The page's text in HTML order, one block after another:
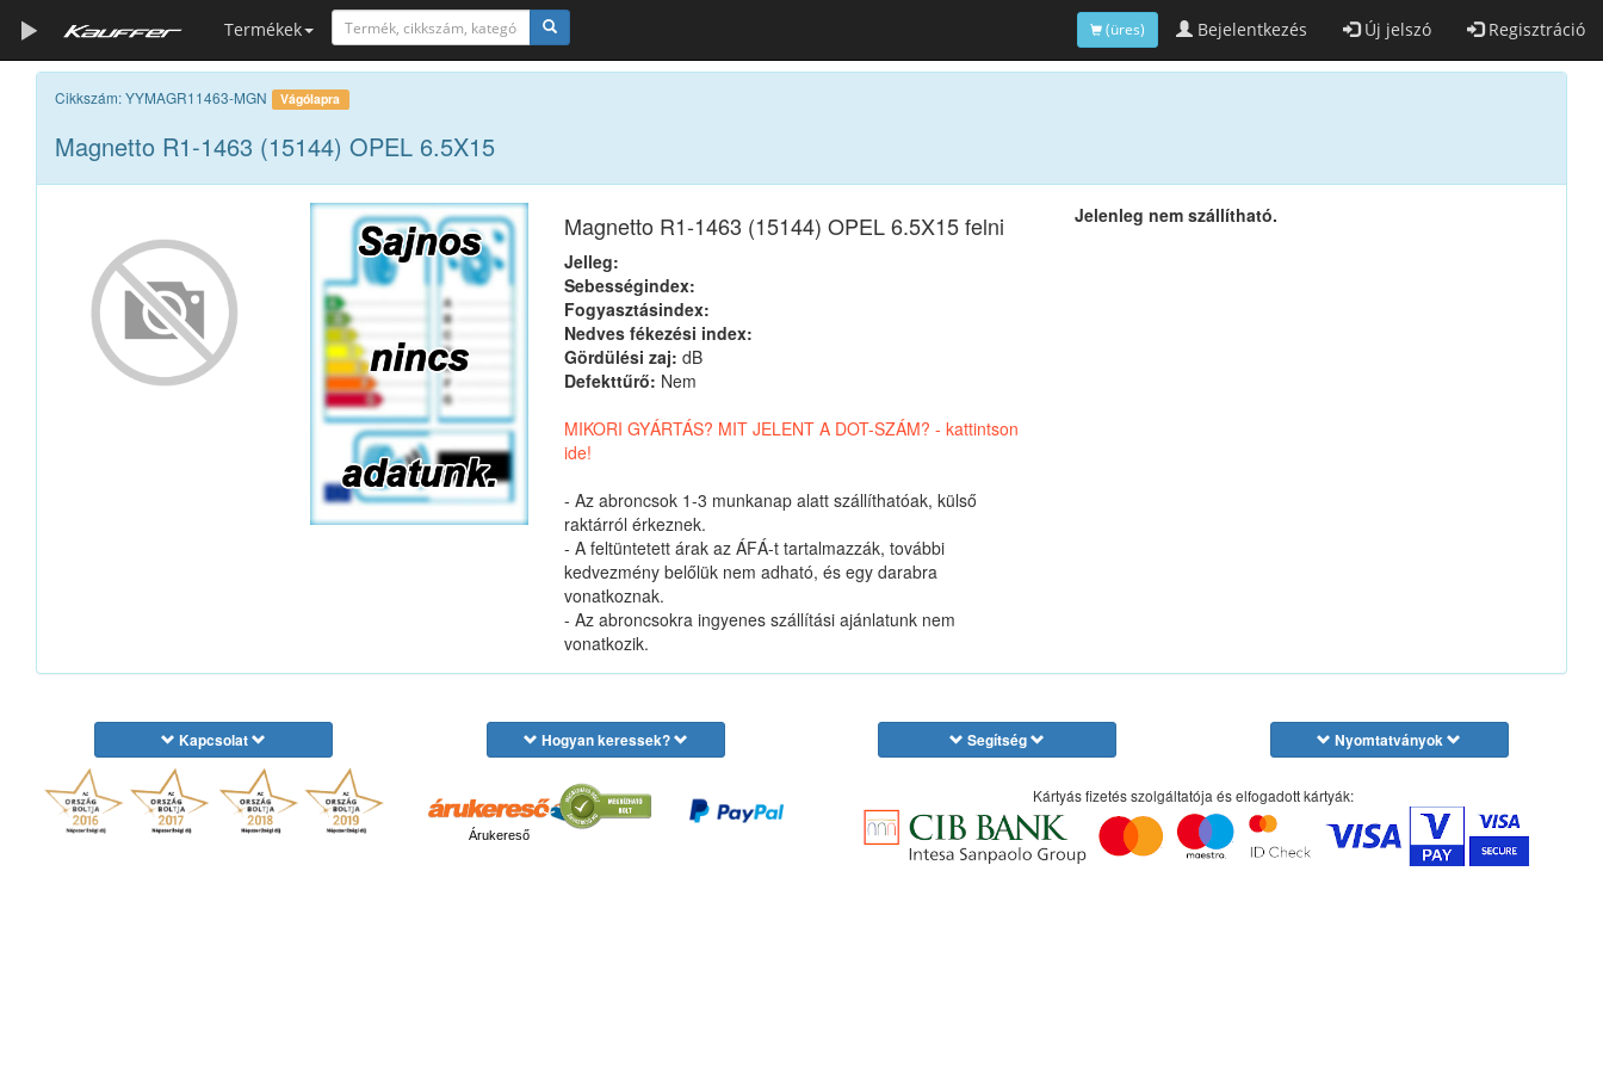
Termékek Bejelentkezés Új jelszó Regisztráció
(üres)
Szerszámkatalógus
Kosár
Alkatrészek
Cikkszám: YYMAGR11463-MGN Vágólapra
Magnetto R1-1463 (15144) OPEL 6.5X15
Magnetto R1-1463 (15144) OPEL 6.5X15 felni
Jelleg:
Sebességindex:
Fogyasztásindex:
Nedves fékezési index:
Gördülési zaj: dB
Defekttűrő: Nem
MIKORI GYÁRTÁS? MIT JELENT A DOT-SZÁM? - kattintson
ide!
- Az abroncsok 1-3 munkanap alatt szállíthatóak, külső
raktárról érkeznek.
- A feltüntetett árak az ÁFÁ-t tartalmazzák, további
kedvezmény belőlük nem adható, és egy darabra
vonatkoznak.
- Az abroncsokra ingyenes szállítási ajánlatunk nem
vonatkozik.
Jelenleg nem szállítható.
Kapcsolat Hogyan keressek? Segítség Nyomtatványok
Árukereső
Kártyás fizetés szolgáltatója és elfogadott kártyák: